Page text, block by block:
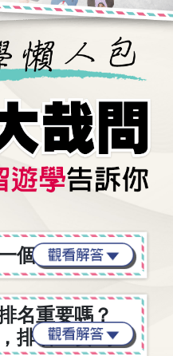
個適合我？
名重要嗎？
排名重要嗎？